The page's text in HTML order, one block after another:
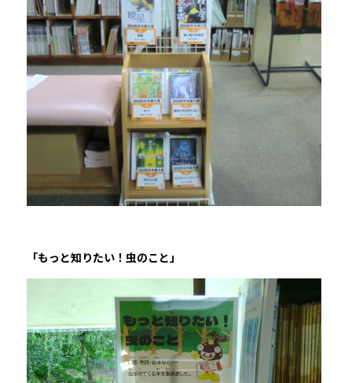
「もっと知りたい！虫のこと」